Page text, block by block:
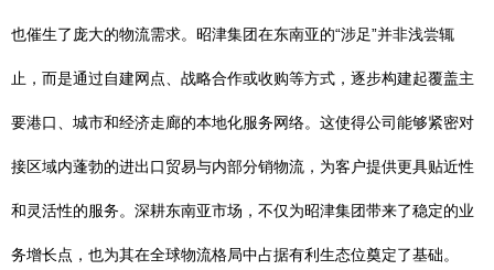
也催生了庞大的物流需求。昭津集团在东南亚的“涉足”并非浅尝辄
止，而是通过自建网点、战略合作或收购等方式，逐步构建起覆盖主
要港口、城市和经济走廊的本地化服务网络。这使得公司能够紧密对
接区域内蓬勃的进出口贸易与内部分销物流，为客户提供更具贴近性
和灵活性的服务。深耕东南亚市场，不仅为昭津集团带来了稳定的业
务增长点，也为其在全球物流格局中占据有利生态位奠定了基础。